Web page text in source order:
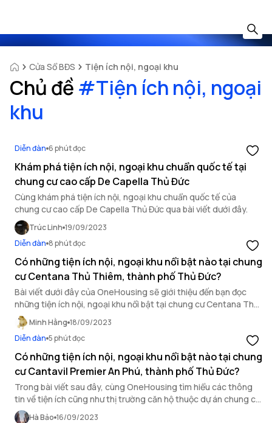
Cửa Sổ BĐS Tiện ích nội, ngoại khu
Chủ đề #Tiện ích nội, ngoại
khu
Diễn đàn 6 phút đọc
Khám phá tiện ích nội, ngoại khu chuẩn quốc tế tại
chung cư cao cấp De Capella Thủ Đức
Cùng khám phá tiện ích nội, ngoại khu chuẩn quốc tế của
chung cư cao cấp De Capella Thủ Đức qua bài viết dưới đây.
Trúc Linh 19/09/2023
Diễn đàn 8 phút đọc
Có những tiện ích nội, ngoại khu nổi bật nào tại chung
cư Centana Thủ Thiêm, thành phố Thủ Đức?
Bài viết dưới đây của OneHousing sẽ giới thiệu đến bạn đọc
những tiện ích nội, ngoại khu nổi bật tại chung cư Centana Thủ
Thiêm, thành phố Thủ Đức.
Minh Hằng 18/09/2023
Diễn đàn 5 phút đọc
Có những tiện ích nội, ngoại khu nổi bật nào tại chung
cư Cantavil Premier An Phú, thành phố Thủ Đức?
Trong bài viết sau đây, cùng OneHousing tìm hiểu các thông
tin về tiện ích cũng như thị trường căn hộ thuộc dự án chung cư
Cantavil Premier An Phú
Hà Bảo 16/09/2023